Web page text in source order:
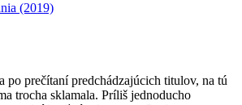
(2019)
po prečítaní predchádzajúcich titulov, na tú
trocha sklamala. Príliš jednoducho